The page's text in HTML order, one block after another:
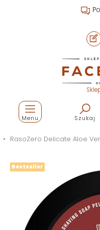
Szukaj
Menu
RasoZero Delicate Aloe
Bestseller